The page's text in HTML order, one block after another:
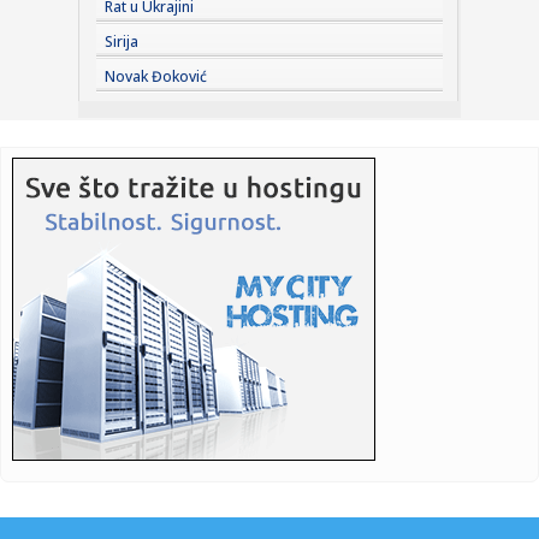
Dragačev...
11:48:Vučić najavio povećanje plata i penzija: "Za 20-ak dana
poklon...
11:45: Skandalozna izjava predsednika DS: Milivojević najavio
koncerte ...
11:44:
pomračenja S...
11:44:Uhapšen zbog krađe novca od posjetilaca bazena
11:44:Pojačan saobraćaj na izlazu iz BiH: Gužve na više graničnih
11:44:ERS pozvao građane da racionalno troše struju: Posebno
istakli ...
Rat u Ukrajini
Sirija
Novak Đoković